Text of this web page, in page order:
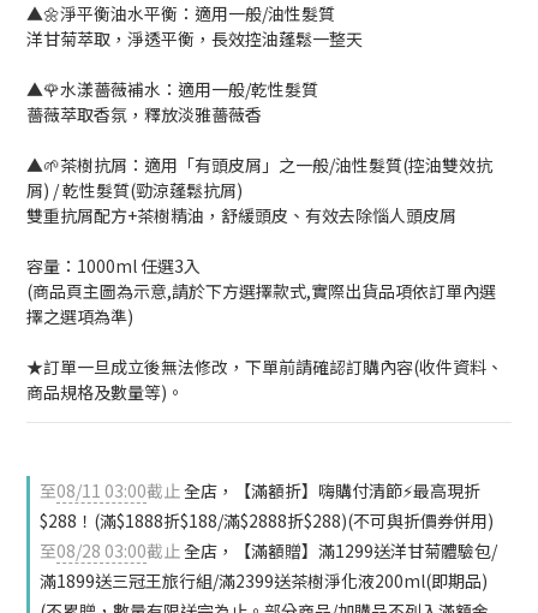
▲🌼淨平衡油水平衡：適用一般/油性髮質
洋甘菊萃取，淨透平衡，長效控油蓬鬆一整天
▲🌹水漾薔薇補水：適用一般/乾性髮質
薔薇萃取香氛，釋放淡雅薔薇香
▲🌱茶樹抗屑：適用「有頭皮屑」之一般/油性髮質(控油雙效抗
屑) / 乾性髮質(勁涼蓬鬆抗屑)
雙重抗屑配方+茶樹精油，舒緩頭皮、有效去除惱人頭皮屑
容量：1000ml 任選3入
(商品頁主圖為示意,請於下方選擇款式,實際出貨品項依訂單內選
擇之選項為準)
★訂單一旦成立後無法修改，下單前請確認訂購內容(收件資料、
商品規格及數量等)。
至08/11 03:00截止全店，【滿額折】嗨購付清節⚡最高現折
$288！(滿$1888折$188/滿$2888折$288)(不可與折價券併用)
至08/28 03:00截止全店，【滿額贈】滿1299送洋甘菊體驗包/
滿1899送三冠王旅行組/滿2399送茶樹淨化液200ml(即期品)